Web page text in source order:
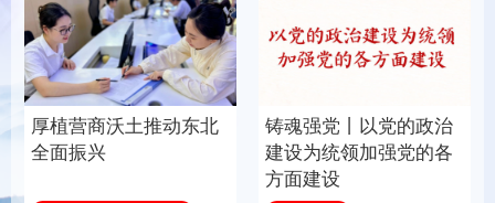
科技 科创 量子 体育
文化 书画
访谈 视频 图片 政务
厚植营商沃土推动东北
全面振兴
铸魂强党丨以党的政治
建设为统领加强党的各
方面建设